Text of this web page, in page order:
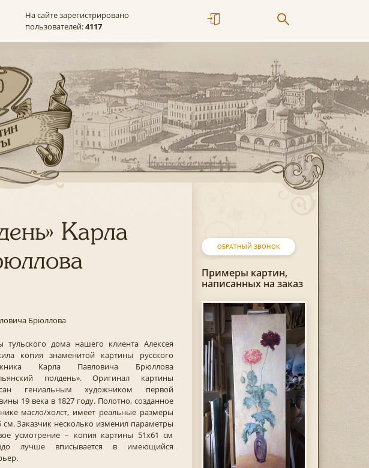
На сайте зарегистрировано
пользователей:4117
ОБРАТНЫЙ ЗВОНОК
Примеры картин,
написанных на заказ
Карла
Брюллова
тульского дома нашего клиента Алексея
копия знаменитой картины русского
Карла Павловича Брюллова
полдень». Оригинал картины
гениальным художником первой
19 века в 1827 году. Полотно, созданное
масло/холст, имеет реальные размеры
см. Заказчик несколько изменил параметры
усмотрение – копия картины 51х61 см
лучше вписывается в имеющийся